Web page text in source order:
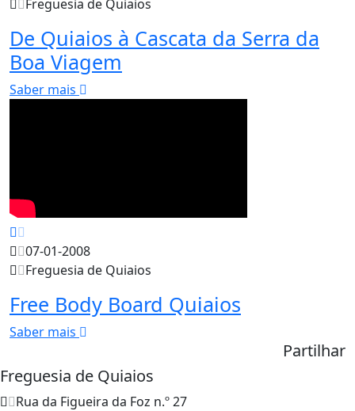
Freguesia de Quiaios
De Quiaios à Cascata da Serra da
Boa Viagem
Saber mais
07-01-2008
Freguesia de Quiaios
Free Body Board Quiaios
Saber mais
Partilhar
Freguesia de Quiaios
Rua da Figueira da Foz n.º 27